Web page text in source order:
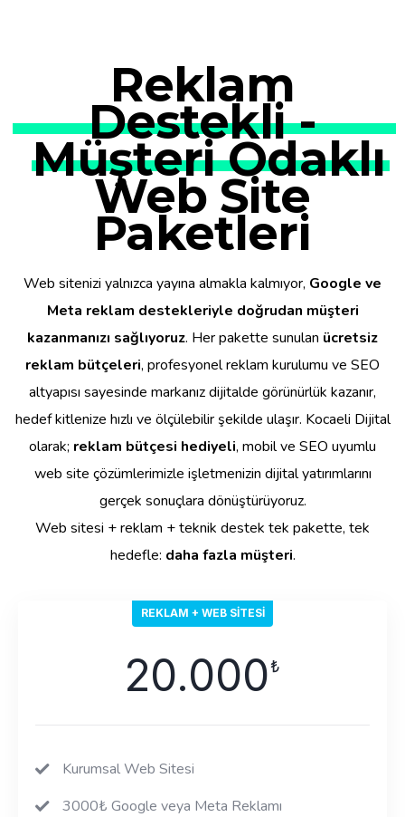
Reklam
Destekli -
Müşteri Odaklı
Web Site
Paketleri
Web sitenizi yalnızca yayına almakla kalmıyor, Google ve
Meta reklam destekleriyle doğrudan müşteri
kazanmanızı sağlıyoruz. Her pakette sunulan ücretsiz
reklam bütçeleri, profesyonel reklam kurulumu ve SEO
altyapısı sayesinde markanız dijitalde görünürlük kazanır,
hedef kitlenize hızlı ve ölçülebilir şekilde ulaşır. Kocaeli Dijital
olarak; reklam bütçesi hediyeli, mobil ve SEO uyumlu
web site çözümlerimizle işletmenizin dijital yatırımlarını
gerçek sonuçlara dönüştürüyoruz.
Web sitesi + reklam + teknik destek tek pakette, tek
hedefle: daha fazla müşteri.
REKLAM + WEB SITESI
20.000₺
Kurumsal Web Sitesi
3000₺ Google veya Meta Reklamı